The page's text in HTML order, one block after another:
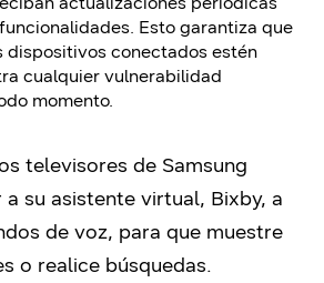
Esto garantiza que
dispositivos conectados estén
cualquier vulnerabilidad
momento.
televisores de Samsung
su asistente virtual, Bixby, a
de voz, para que muestre
o realice búsquedas.